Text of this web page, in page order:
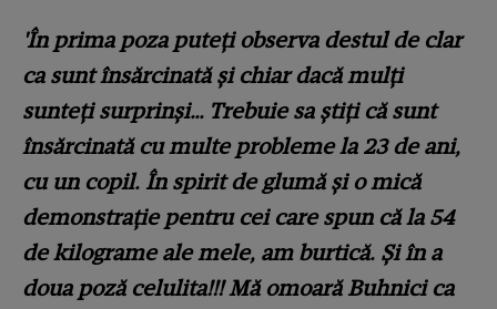
'În prima poza puteți observa destul de clar
ca sunt însărcinată și chiar dacă mulți
sunteți surprinși… Trebuie sa știți că sunt
însărcinată cu multe probleme la 23 de ani,
cu un copil. În spirit de glumă și o mică
demonstrație pentru cei care spun că la 54
de kilograme ale mele, am burtică. Și în a
doua poză celulita!!! Mă omoară Buhnici ca